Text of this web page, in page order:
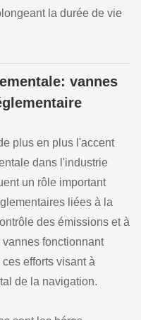
la durée de vie
vannes
plus en plus l'accent
dans l'industrie
un rôle important
liées à la
des émissions et à
fonctionnant
efforts visant à
de la navigation.